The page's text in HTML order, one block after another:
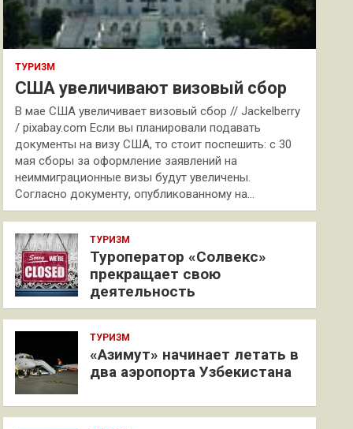
ТУРИЗМ
США увеличивают визовый сбор
В мае США увеличивает визовый сбор // Jackelberry
/ pixabay.com Если вы планировали подавать
документы на визу США, то стоит поспешить: с 30
мая сборы за оформление заявлений на
неиммиграционные визы будут увеличены.
Согласно документу, опубликованному на…
ТУРИЗМ
Туроператор «Солвекс»
прекращает свою
деятельность
ТУРИЗМ
«Азимут» начинает летать в
два аэропорта Узбекистана